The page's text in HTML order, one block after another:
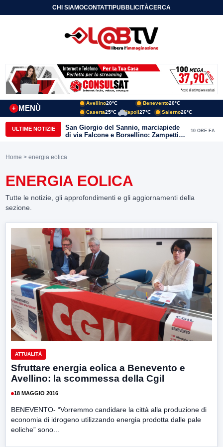
CHI SIAMOCONTATTIPUBBLICITÀCERCA
MENÙ
+
Avellino20°C Benevento20°C
Caserta25°C Napoli27°C Salerno26°C
ULTIME NOTIZIE
San Giorgio del Sannio, marciapiede
di via Falcone e Borsellino: Zampetti e
Lombardi replicano alle polemiche
10 ORE FA
Home > energia eolica
ENERGIA EOLICA
Tutte le notizie, gli approfondimenti e gli aggiornamenti della
sezione.
ATTUALITÀ
Sfruttare energia eolica a Benevento e
Avellino: la scommessa della Cgil
18 MAGGIO 2016
BENEVENTO- “Vorremmo candidare la città alla produzione di
economia di idrogeno utilizzando energia prodotta dalle pale
eoliche” sono...